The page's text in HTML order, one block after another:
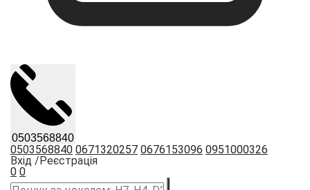
0503568840
0503568840 0671320257 0676153096 0951000326
Вхід /Реєстрація
0 0